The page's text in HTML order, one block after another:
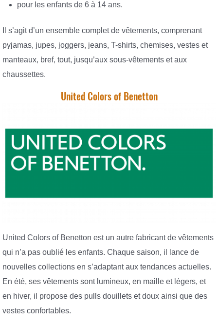
pour les enfants de 6 à 14 ans.
Il s’agit d’un ensemble complet de vêtements, comprenant
pyjamas, jupes, joggers, jeans, T-shirts, chemises, vestes et
manteaux, bref, tout, jusqu’aux sous-vêtements et aux
chaussettes.
United Colors of Benetton
United Colors of Benetton est un autre fabricant de vêtements
qui n’a pas oublié les enfants. Chaque saison, il lance de
nouvelles collections en s’adaptant aux tendances actuelles.
En été, ses vêtements sont lumineux, en maille et légers, et
en hiver, il propose des pulls douillets et doux ainsi que des
vestes confortables.